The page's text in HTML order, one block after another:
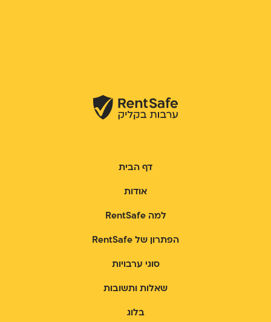
דף הבית
אודות
למה RentSafe
הפתרון של RentSafe
סוגי ערבויות
שאלות ותשובות
בלוג